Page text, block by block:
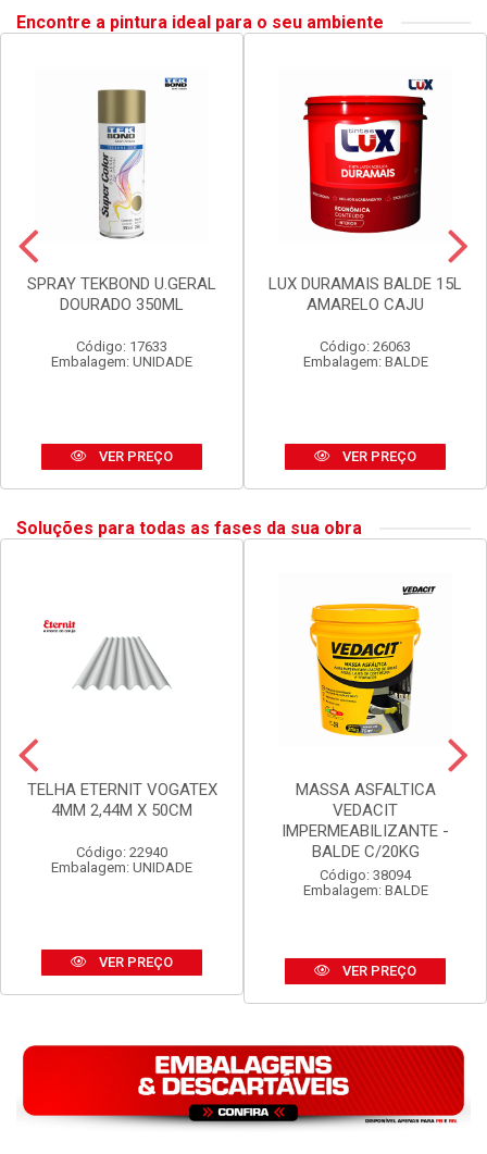
Encontre a pintura ideal para o seu ambiente
SPRAY TEKBOND U.GERAL
DOURADO 350ML
Código: 17633
Embalagem: UNIDADE
VER PREÇO
LUX DURAMAIS BALDE 15L
AMARELO CAJU
Código: 26063
Embalagem: BALDE
VER PREÇO
Soluções para todas as fases da sua obra
TELHA ETERNIT VOGATEX
4MM 2,44M X 50CM
Código: 22940
Embalagem: UNIDADE
VER PREÇO
MASSA ASFALTICA
VEDACIT
IMPERMEABILIZANTE -
BALDE C/20KG
Código: 38094
Embalagem: BALDE
VER PREÇO